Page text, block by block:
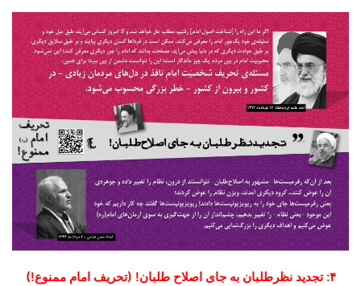
۴: تجدید نظرطلبان به جای اصلاح‌‍‌ طلبان! (تحریف امام ممنوع!)